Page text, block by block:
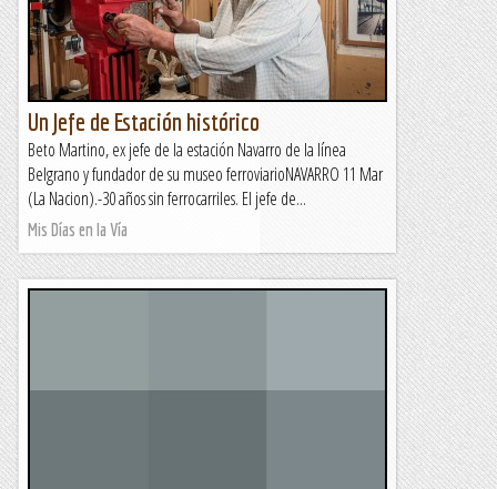
Un Jefe de Estación histórico
Beto Martino, ex jefe de la estación Navarro de la línea
Belgrano y fundador de su museo ferroviarioNAVARRO 11 Mar
(La Nacion).-30 años sin ferrocarriles. El jefe de...
Mis Días en la Vía